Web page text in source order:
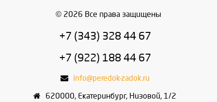
© 2026 Все права защищены
+7 (343) 328 44 67
+7 (922) 188 44 67
info@peredok-zadok.ru
620000, Екатеринбург, Низовой, 1/2